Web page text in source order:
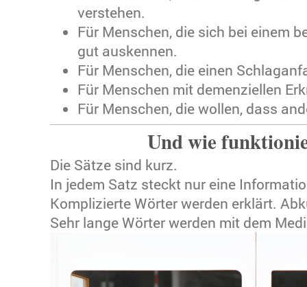
verstehen.
Für Menschen, die sich bei einem
gut auskennen.
Für Menschen, die einen
Für Menschen mit demenziellen
Für Menschen, die wollen, dass
Und wie
Die Sätze sind kurz.
In jedem Satz steckt nur eine
Komplizierte Wörter werden erklärt.
Sehr lange Wörter werden mit dem